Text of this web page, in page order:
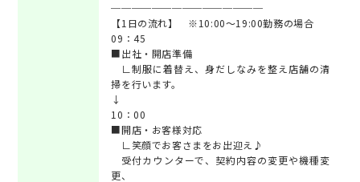
───────────────
【1日の流れ】 ※10:00～19:00勤務の場合
09：45
■出社・開店準備
∟制服に着替え、身だしなみを整え店舗の清
掃を行います。
↓
10：00
■開店・お客様対応
∟笑顔でお客さまをお出迎え♪
受付カウンターで、契約内容の変更や機種変
更、